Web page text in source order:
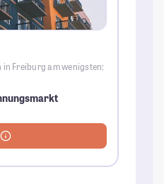
Freiburg am wenigsten: